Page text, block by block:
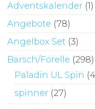
Adventskalender (1)
Angebote (78)
Angelbox Set (3)
Barsch/Forelle (298)
Paladin UL Spin
spinner (27)